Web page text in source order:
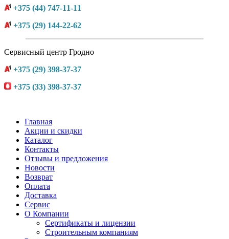
+375 (44) 747-11-11
+375 (29) 144-22-62
Сервисный центр Гродно
+375 (29) 398-37-37
+375 (33) 398-37-37
Главная
Акции и скидки
Каталог
Контакты
Отзывы и предложения
Новости
Возврат
Оплата
Доставка
Сервис
О Компании
Сертификаты и лицензии
Строительным компаниям